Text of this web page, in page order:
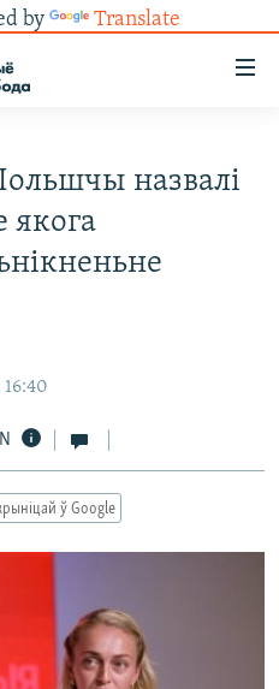
by Translate
назвалі
якога
16:40
ў Google